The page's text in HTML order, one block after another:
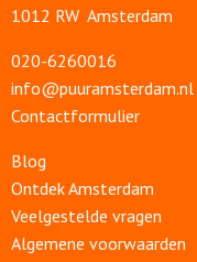
1012 RW Amsterdam
020-6260016
info@puuramsterdam.nl
Contactformulier
Blog
Ontdek Amsterdam
Veelgestelde vragen
Algemene voorwaarden